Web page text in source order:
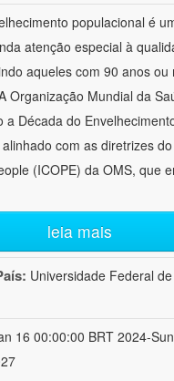
populacional é
atenção especial à
aqueles com 90 anos ou
Organização Mundial da
a Década do
com as diretrizes
(ICOPE) da OMS, que
leia mais
Universidade Federal
16 00:00:00 BRT 2024-